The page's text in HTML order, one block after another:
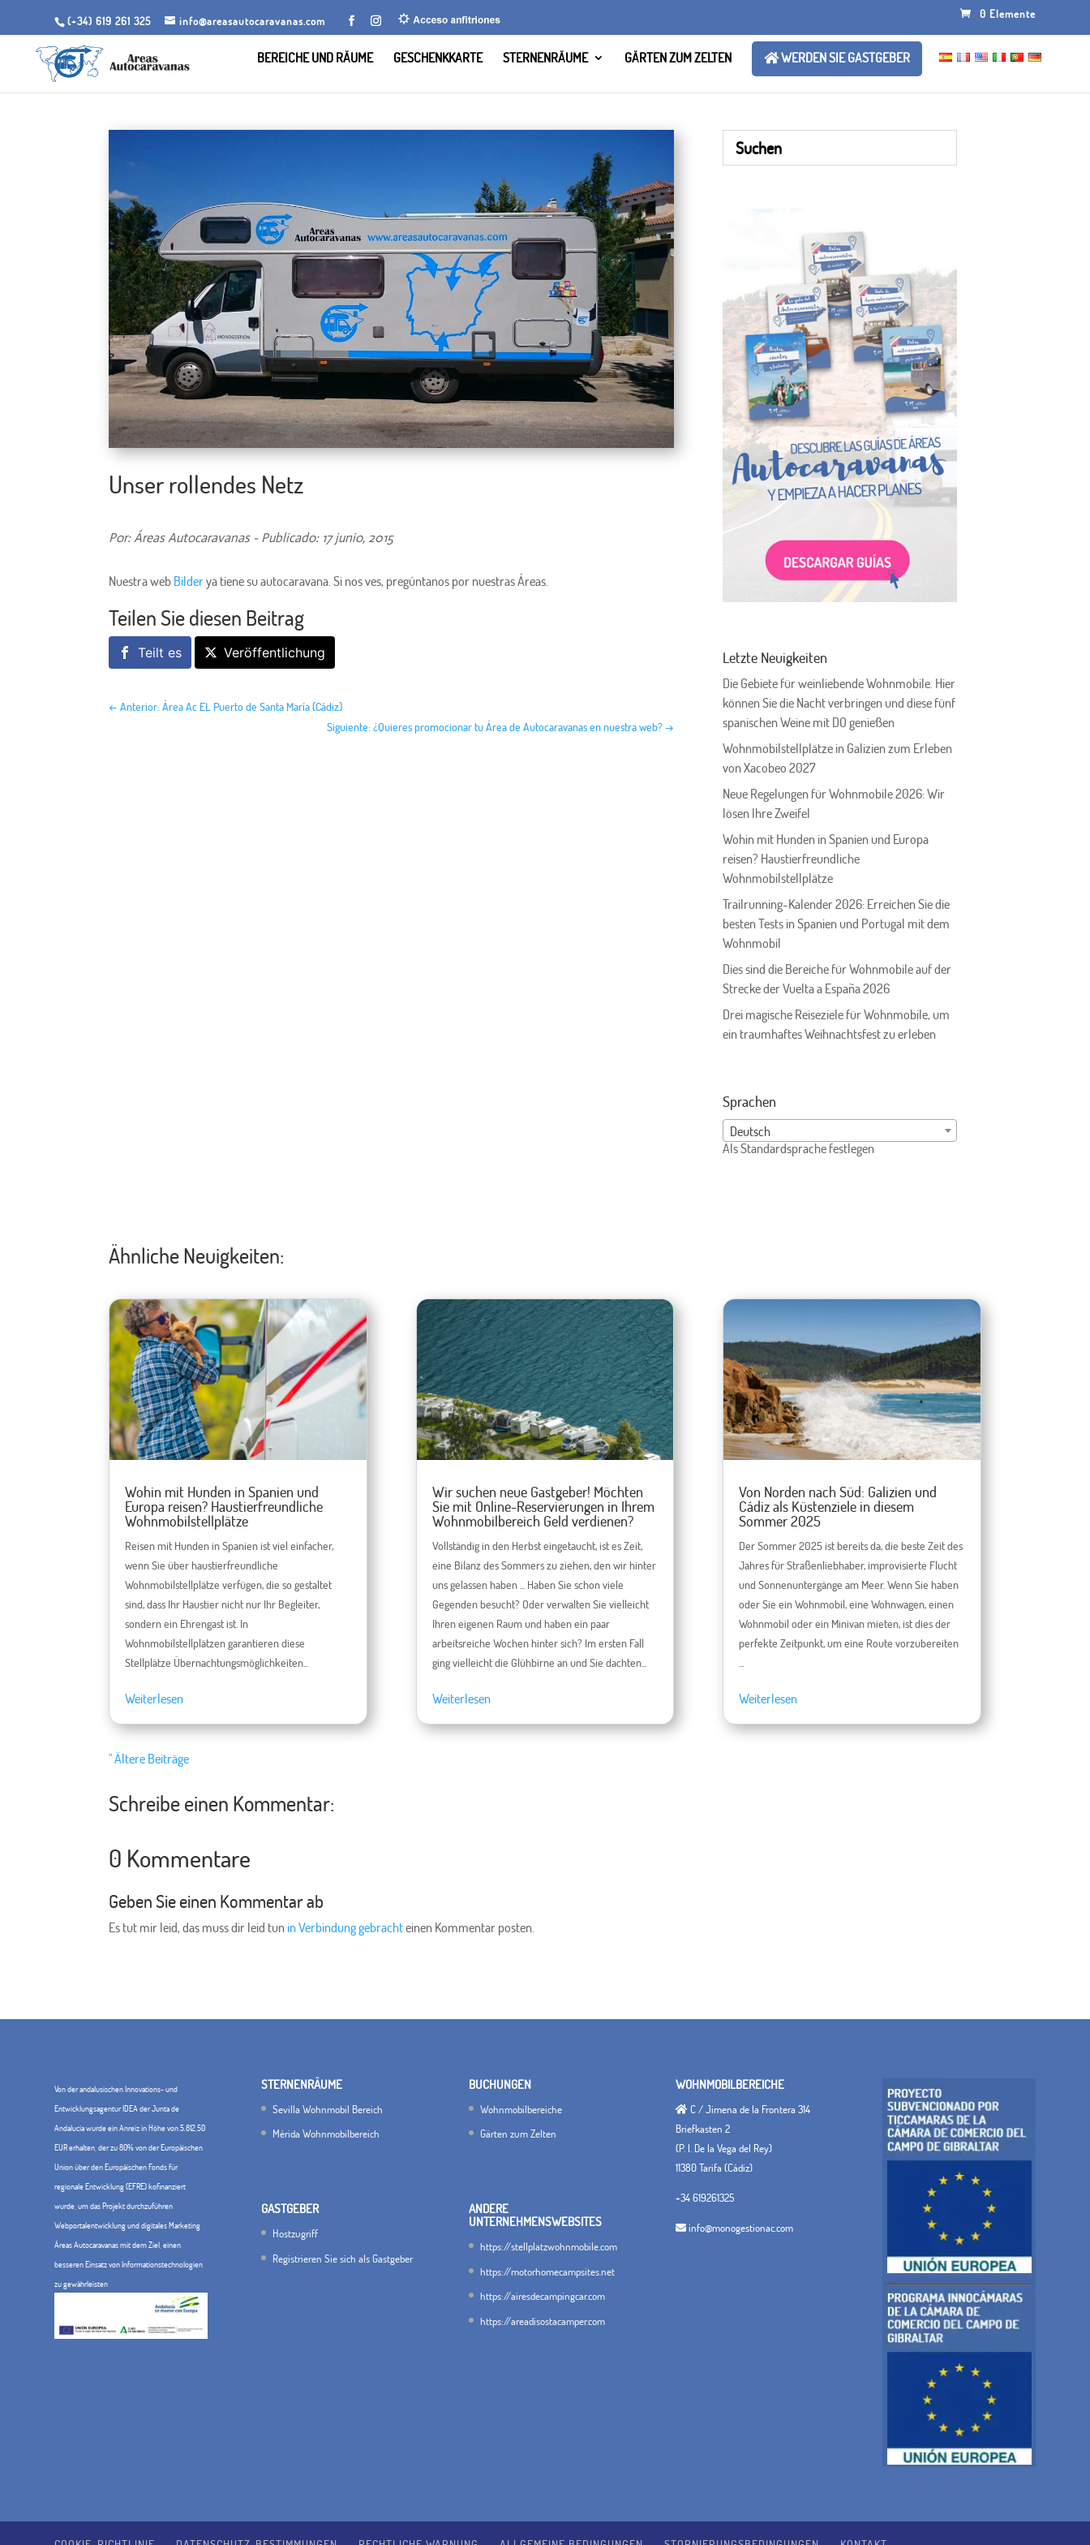
(+34) 619 261 325 info@areasautocaravanas.com
0 Elemente
BEREICHE UND RÄUME GESCHENKKARTE STERNENRÄUME GÄRTEN ZUM ZELTEN WERDEN SIE GASTGEBER
Unser rollendes Netz
Por: Áreas Autocaravanas - Publicado: 17 junio, 2015
Nuestra web Bilderya tiene su autocaravana. Si nos ves, pregúntanos por nuestras Áreas.
Teilen Sie diesen Beitrag
Teilt es Veröffentlichung
←Anterior: Área Ac EL Puerto de Santa María (Cádiz)
Siguiente: ¿Quieres promocionar tu Área de Autocaravanas en nuestra web? →
Letzte Neuigkeiten
Die Gebiete für weinliebende Wohnmobile. Hier
können Sie die Nacht verbringen und diese fünf
spanischen Weine mit DO genießen
Wohnmobilstellplätze in Galizien zum Erleben
von Xacobeo 2027
Neue Regelungen für Wohnmobile 2026: Wir
lösen Ihre Zweifel
Wohin mit Hunden in Spanien und Europa
reisen? Haustierfreundliche
Wohnmobilstellplätze
Trailrunning-Kalender 2026: Erreichen Sie die
besten Tests in Spanien und Portugal mit dem
Wohnmobil
Dies sind die Bereiche für Wohnmobile auf der
Strecke der Vuelta a España 2026
Drei magische Reiseziele für Wohnmobile, um
ein traumhaftes Weihnachtsfest zu erleben
Sprachen
Deutsch
Als Standardsprache festlegen
Ähnliche Neuigkeiten:
Wohin mit Hunden in Spanien und
Europa reisen? Haustierfreundliche
Wohnmobilstellplätze
Reisen mit Hunden in Spanien ist viel einfacher,
wenn Sie über haustierfreundliche
Wohnmobilstellplätze verfügen, die so gestaltet
sind, dass Ihr Haustier nicht nur Ihr Begleiter,
sondern ein Ehrengast ist. In
Wohnmobilstellplätzen garantieren diese
Stellplätze Übernachtungsmöglichkeiten...
Weiterlesen
Wir suchen neue Gastgeber! Möchten
Sie mit Online-Reservierungen in Ihrem
Wohnmobilbereich Geld verdienen?
Vollständig in den Herbst eingetaucht, ist es Zeit,
eine Bilanz des Sommers zu ziehen, den wir hinter
uns gelassen haben ... Haben Sie schon viele
Gegenden besucht? Oder verwalten Sie vielleicht
Ihren eigenen Raum und haben ein paar
arbeitsreiche Wochen hinter sich? Im ersten Fall
ging vielleicht die Glühbirne an und Sie dachten...
Weiterlesen
Von Norden nach Süd: Galizien und
Cádiz als Küstenziele in diesem
Sommer 2025
Der Sommer 2025 ist bereits da, die beste Zeit des
Jahres für Straßenliebhaber, improvisierte Flucht
und Sonnenuntergänge am Meer. Wenn Sie haben
oder Sie ein Wohnmobil, eine Wohnwagen, einen
Wohnmobil oder ein Minivan mieten, ist dies der
perfekte Zeitpunkt, um eine Route vorzubereiten
Weiterlesen
" Ältere Beiträge
Schreibe einen Kommentar:
0 Kommentare
Geben Sie einen Kommentar ab
Es tut mir leid, das muss dir leid tun in Verbindung gebrachteinen Kommentar posten.
Von der andalusischen Innovations- und
Entwicklungsagentur IDEA der Junta de
Andalucía wurde ein Anreiz in Höhe von 5.812,50
EUR erhalten, der zu 80% von der Europäischen
Union über den Europäischen Fonds für
regionale Entwicklung (EFRE) kofinanziert
wurde, um das Projekt durchzuführen
Webportalentwicklung und digitales Marketing
Áreas Autocaravanas mit dem Ziel, einen
besseren Einsatz von Informationstechnologien
zu gewährleisten
STERNENRÄUME
Sevilla Wohnmobil Bereich
Mérida Wohnmobilbereich
GASTGEBER
Hostzugriff
Registrieren Sie sich als Gastgeber
BUCHUNGEN
Wohnmobilbereiche
Gärten zum Zelten
ANDERE
UNTERNEHMENSWEBSITES
https://stellplatzwohnmobile.com
https://motorhomecampsites.net
https://airesdecampingcar.com
https://areadisostacamper.com
WOHNMOBILBEREICHE
C / Jimena de la Frontera 314
Briefkasten 2
(P. I. De la Vega del Rey)
11380 Tarifa (Cádiz)
+34 619261325
info@monogestionac.com